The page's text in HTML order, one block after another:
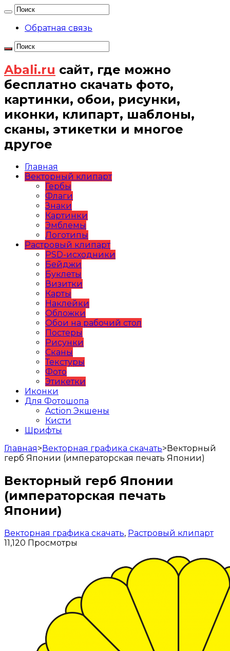
Обратная связь
Abali.ru сайт, где можно
бесплатно скачать фото,
картинки, обои, рисунки,
иконки, клипарт, шаблоны,
сканы, этикетки и многое
другое
Главная
Векторный клипарт
Гербы
Флаги
Знаки
Картинки
Эмблемы
Логотипы
Растровый клипарт
PSD-исходники
Бейджи
Буклеты
Визитки
Карты
Наклейки
Обложки
Обои на рабочий стол
Постеры
Рисунки
Сканы
Текстуры
Фото
Этикетки
Иконки
Для Фотошопа
Action Экшены
Кисти
Шрифты
Главная>Векторная графика скачать>Векторный
герб Японии (императорская печать Японии)
Векторный герб Японии
(императорская печать
Японии)
Векторная графика скачать, Растровый клипарт
11,120 Просмотры